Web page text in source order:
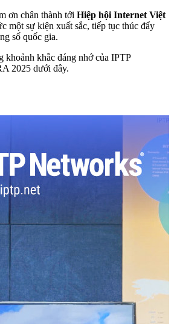
ơn chân thành tới Hiệp hội Internet Việt
một sự kiện xuất sắc, tiếp tục thúc đẩy
số quốc gia.
khoảnh khắc đáng nhớ của IPTP
2025 dưới đây.